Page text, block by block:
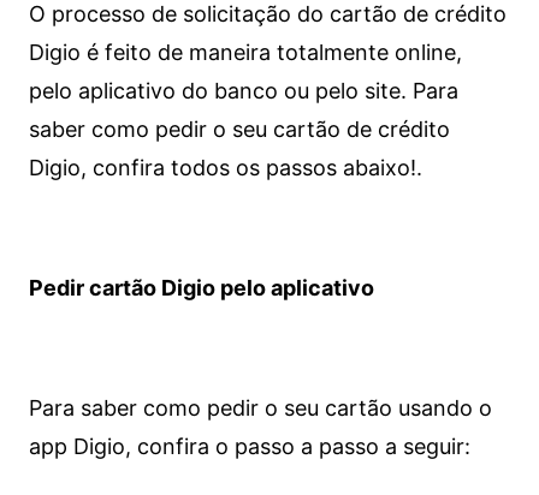
O processo de solicitação do cartão de crédito
Digio é feito de maneira totalmente online,
pelo aplicativo do banco ou pelo site. Para
saber como pedir o seu cartão de crédito
Digio, confira todos os passos abaixo!.
Pedir cartão Digio pelo aplicativo
Para saber como pedir o seu cartão usando o
app Digio, confira o passo a passo a seguir: